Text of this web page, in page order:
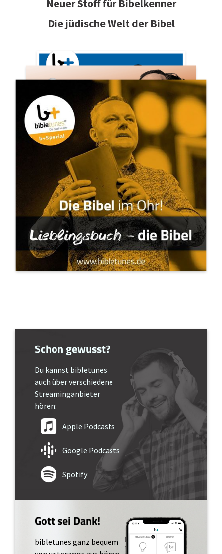
Neuer Stoff für Bibelkenner
Die jüdische Welt der Bibel
Schon gewusst?
Du kannst bibletunes
auch über verschiedene
Streaminganbieter
hören:
Apple Podcasts
Google Podcasts
Spotify
Gott sei Dank!
bibletunes ganz bequem